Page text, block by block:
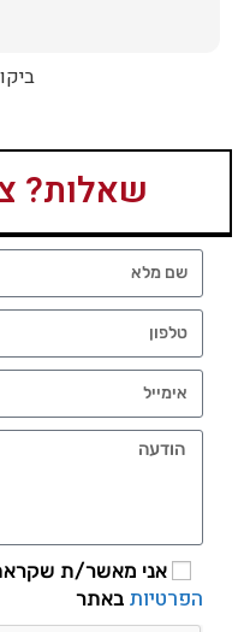
שאלות?
אני מאשר/ת
הפרטיות באתר